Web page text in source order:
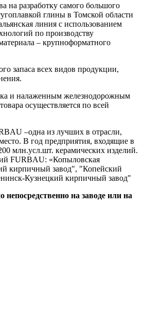
на разработку самого большого
глины в Томской области
линия с использованием
по производству
– крупноформатного
запаса всех видов продукции,
и налаженным железнодорожным
осуществляется по всей
–одна из лучших в отрасли,
В год предприятия, входящие в
млн.усл.шт. керамических изделий.
FURBAU: «Копыловская
кирпичный завод", "Копейский
Кузнецкий кирпичный завод"
на заводе или на